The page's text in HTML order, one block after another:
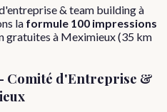
& team buildingà
la formule 100 impressions
gratuites à Meximieux(35 km
Comité d'Entreprise &